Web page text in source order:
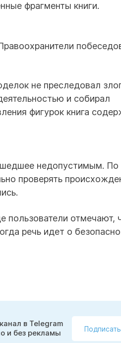
фрагменты книги.
не преследовал
и собирал
фигурок книга
недопустимым. По
проверять
пользователи отмечают,
речь идет о
в Telegram
и без рекламы